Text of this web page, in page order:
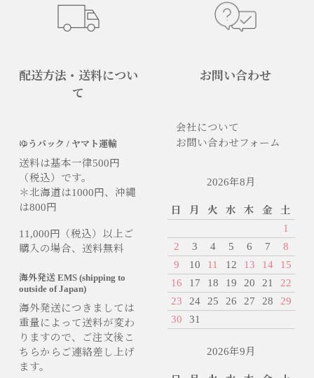
配送方法・送料につい
て
ゆうパック / ヤマト運輸
送料は基本一律500円
（税込）です。
＊北海道は1000円、沖縄
は800円
11,000円（税込）以上ご
購入の場合、送料無料
海外発送 EMS (shipping to
outside of Japan)
海外発送につきましては
重量によって送料が変わ
りますので、ご注文後こ
ちらからご連絡差し上げ
ます。
お問い合わせ
会社について
お問い合わせフォーム
2026年8月
日 月 火 水 木 金
土
1
2
3 4 5 6 7
8
9
10 11 12 13 14
15
16
17 18 19 20 21
22
23
24 25 26 27 28
29
30
31
2026年9月